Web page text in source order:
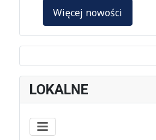
Więcej nowości
LOKALNE